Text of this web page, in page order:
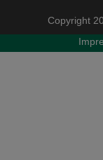
Copyright